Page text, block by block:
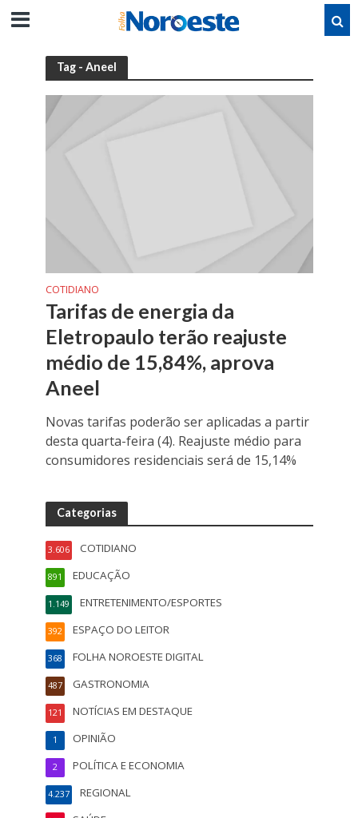
Tag - Aneel
COTIDIANO
Tarifas de energia da
Eletropaulo terão reajuste
médio de 15,84%, aprova
Aneel
Novas tarifas poderão ser aplicadas a partir
desta quarta-feira (4). Reajuste médio para
consumidores residenciais será de 15,14%
Categorias
COTIDIANO
3.606
EDUCAÇÃO
891
ENTRETENIMENTO/ESPORTES
1.149
ESPAÇO DO LEITOR
392
FOLHA NOROESTE DIGITAL
368
GASTRONOMIA
487
NOTÍCIAS EM DESTAQUE
121
OPINIÃO
1
POLÍTICA E ECONOMIA
2
REGIONAL
4.237